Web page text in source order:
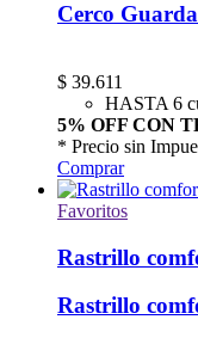
Cerco
$ 39.611
HASTA 6
5% OFF CON
* Precio sin
Comprar
Favoritos
Rastrillo
Rastrillo